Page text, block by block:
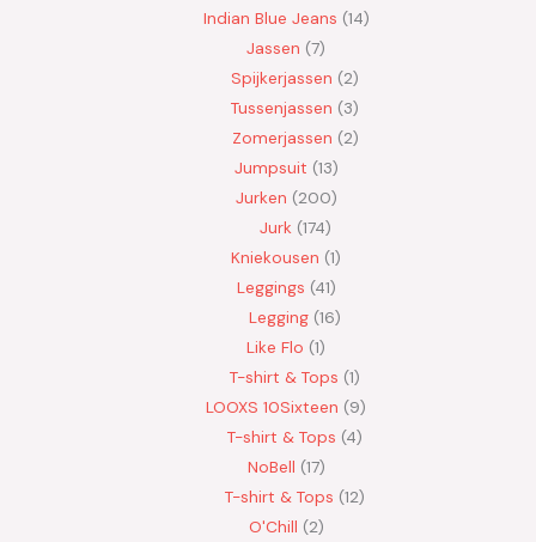
Indian Blue Jeans 14
Jassen 7
Spijkerjassen
2
Tussenjassen
3
Zomerjassen 2
Jumpsuit 13
Jurken 200
Jurk 174
Kniekousen 1
Leggings 41
Legging 16
Like Flo 1
T-shirt & Tops 1
LOOXS 10Sixteen
9
T-shirt & Tops 4
NoBell 17
T-shirt & Tops 12
O'Chill 2